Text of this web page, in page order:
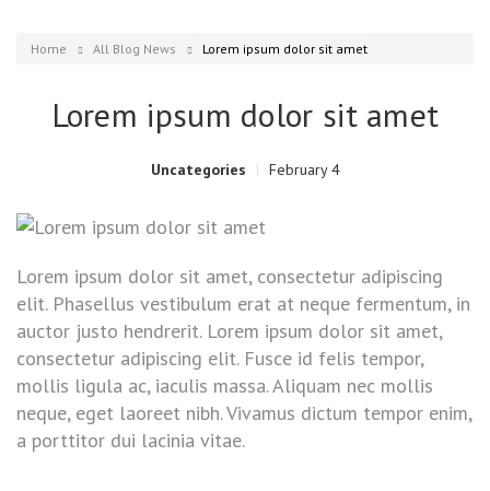
Home All Blog News Lorem ipsum dolor sit amet
Lorem ipsum dolor sit amet
Uncategories February 4
Lorem ipsum dolor sit amet, consectetur adipiscing
elit. Phasellus vestibulum erat at neque fermentum, in
auctor justo hendrerit. Lorem ipsum dolor sit amet,
consectetur adipiscing elit. Fusce id felis tempor,
mollis ligula ac, iaculis massa. Aliquam nec mollis
neque, eget laoreet nibh. Vivamus dictum tempor enim,
a porttitor dui lacinia vitae.